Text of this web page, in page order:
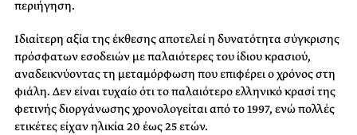
περιήγηση.
Ιδιαίτερη αξία της έκθεσης αποτελεί η δυνατότητα σύγκρισης
πρόσφατων εσοδειών με παλαιότερες του ίδιου κρασιού,
αναδεικνύοντας τη μεταμόρφωση που επιφέρει ο χρόνος στη
φιάλη. Δεν είναι τυχαίο ότι το παλαιότερο ελληνικό κρασί της
φετινής διοργάνωσης χρονολογείται από το 1997, ενώ πολλές
ετικέτες είχαν ηλικία 20 έως 25 ετών.